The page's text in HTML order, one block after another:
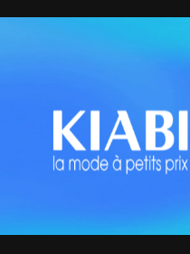
Merlin case study: Cómo